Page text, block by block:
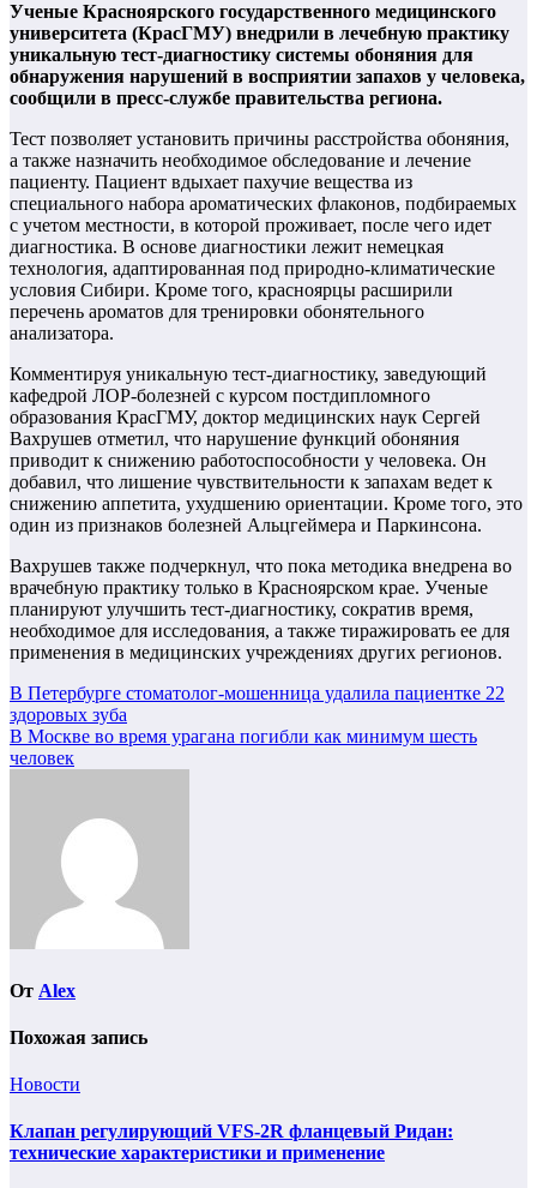
Ученые Красноярского государственного медицинского
университета (КрасГМУ) внедрили в лечебную практику
уникальную тест-диагностику системы обоняния для
обнаружения нарушений в восприятии запахов у человека,
сообщили в пресс-службе правительства региона.
Тест позволяет установить причины расстройства обоняния,
а также назначить необходимое обследование и лечение
пациенту. Пациент вдыхает пахучие вещества из
специального набора ароматических флаконов, подбираемых
с учетом местности, в которой проживает, после чего идет
диагностика. В основе диагностики лежит немецкая
технология, адаптированная под природно-климатические
условия Сибири. Кроме того, красноярцы расширили
перечень ароматов для тренировки обонятельного
анализатора.
Комментируя уникальную тест-диагностику, заведующий
кафедрой ЛОР-болезней с курсом постдипломного
образования КрасГМУ, доктор медицинских наук Сергей
Вахрушев отметил, что нарушение функций обоняния
приводит к снижению работоспособности у человека. Он
добавил, что лишение чувствительности к запахам ведет к
снижению аппетита, ухудшению ориентации. Кроме того, это
один из признаков болезней Альцгеймера и Паркинсона.
Вахрушев также подчеркнул, что пока методика внедрена во
врачебную практику только в Красноярском крае. Ученые
планируют улучшить тест-диагностику, сократив время,
необходимое для исследования, а также тиражировать ее для
применения в медицинских учреждениях других регионов.
Навигация
по
записям
В Петербурге стоматолог-мошенница удалила пациентке 22
здоровых зуба
В Москве во время урагана погибли как минимум шесть
человек
От Alex
Похожая запись
Новости
Клапан регулирующий VFS-2R фланцевый Ридан:
технические характеристики и применение